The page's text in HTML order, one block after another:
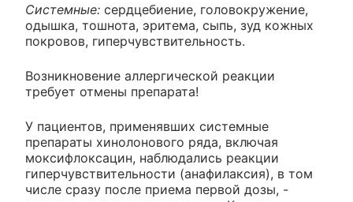
Системные: сердцебиение, головокружение,
одышка, тошнота, эритема, сыпь, зуд кожных
покровов, гиперчувствительность.
Возникновение аллергической реакции
требует отмены препарата!
У пациентов, применявших системные
препараты хинолонового ряда, включая
моксифлоксацин, наблюдались реакции
гиперчувствительности (анафилаксия), в том
числе сразу после приема первой дозы, -